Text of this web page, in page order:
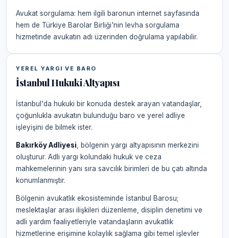
Avukat sorgulama: hem ilgili baronun internet sayfasında
hem de Türkiye Barolar Birliği'nin levha sorgulama
hizmetinde avukatın adı üzerinden doğrulama yapılabilir.
YEREL YARGI VE BARO
İstanbul Hukuki Altyapısı
İstanbul'da hukuki bir konuda destek arayan vatandaşlar,
çoğunlukla avukatın bulunduğu baro ve yerel adliye
işleyişini de bilmek ister.
Bakırköy Adliyesi , bölgenin yargı altyapısının merkezini
oluşturur. Adli yargı kolundaki hukuk ve ceza
mahkemelerinin yanı sıra savcılık birimleri de bu çatı altında
konumlanmıştır.
Bölgenin avukatlık ekosisteminde İstanbul Barosu;
meslektaşlar arası ilişkileri düzenleme, disiplin denetimi ve
adli yardım faaliyetleriyle vatandaşların avukatlık
hizmetlerine erişimine kolaylık sağlama gibi temel işlevler